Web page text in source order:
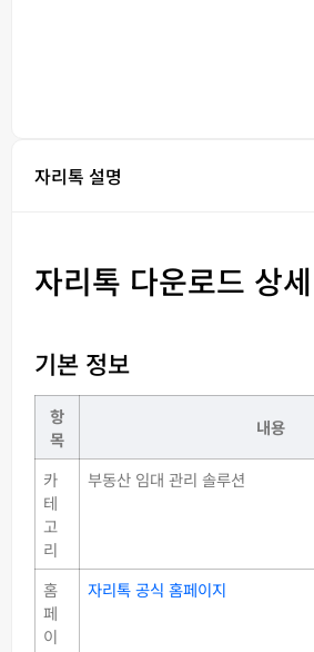
자리톡 설명
자리톡 다운로드 상
기본 정보
항
목
내용
카
테
고
리
부동산 임대 관리 솔루션
홈
페
이
자리톡 공식 홈페이지